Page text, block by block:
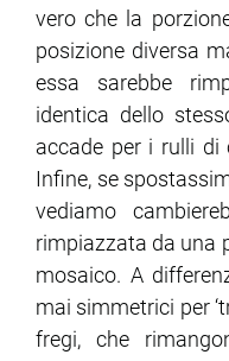
vero che la
posizione diversa
essa sarebbe
identica dello
accade per i rulli di
Infine, se
vediamo
rimpiazzata da una
mosaico. A
mai simmetrici per
fregi, che